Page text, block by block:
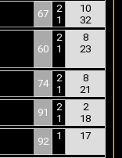
67
2
1
10
32
60
2
1
8
23
74
2
1
8
21
91
2
1
2
18
92 1 17